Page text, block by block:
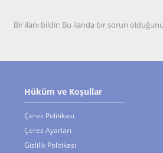
Bir ilanı bildir: Bu ilanda bir sorun
Hüküm ve Koşullar
Çerez Politikası
Çerez Ayarları
Gizlilik Politikası